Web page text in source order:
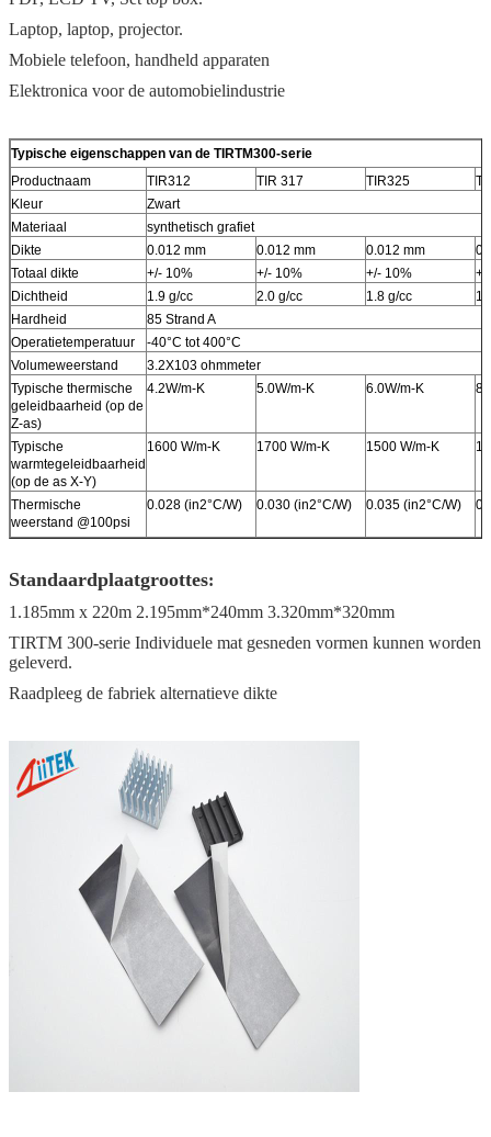
Laptop, laptop, projector.
Mobiele telefoon, handheld apparaten
Elektronica voor de automobielindustrie
Typische eigenschappen van de TIRTM300-serie
Productnaam
TIR312 TIR 317 TIR325
Kleur
Zwart
Materiaal
synthetisch grafiet
Dikte
0.012 mm 0.012 mm 0.012 mm
Totaal dikte
+/- 10% +/- 10% +/- 10%
Dichtheid
1.9 g/cc 2.0 g/cc 1.8 g/cc
Hardheid
85 Strand A
Operatietemperatuur
-40°C tot 400°C
Volumeweerstand
3.2X103 ohmmeter
Typische thermische
geleidbaarheid (op de
Z-as)
4.2W/m-K 5.0W/m-K 6.0W/m-K
Typische
warmtegeleidbaarheid
(op de as X-Y)
1600 W/m-K 1700 W/m-K 1500 W/m-K
Thermische
weerstand @100psi
0.028 (in2°C/W) 0.030 (in2°C/W) 0.035 (in2°C/W)
Standaardplaatgroottes:
1.185mm x 220m 2.195mm*240mm 3.320mm*320mm
TIRTM 300-serie Individuele mat gesneden vormen kunnen worden
geleverd.
Raadpleeg de fabriek alternatieve dikte